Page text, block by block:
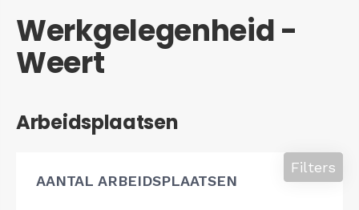
Werkgelegenheid -
Weert
Arbeidsplaatsen
AANTAL ARBEIDSPLAATSEN
Filters